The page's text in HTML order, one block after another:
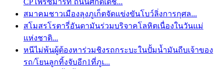
สมาคมชาวเมืองลุงภูเก็ตจัดแข่งขันโบว์ลิ่งการกุศล...
สโมสรโรตารี่อันดามันร่วมบริจาคโลหิตเนื่องในวันแม่
แห่งชาติ...
หนีไม่พ้นผู้ต้องหาร่วมชิงรถกระบะในปั้มน้ำมันถีบเจ้าของ
รถ/โยนลูกทิ้งจับอีก1ที่ภูเ...